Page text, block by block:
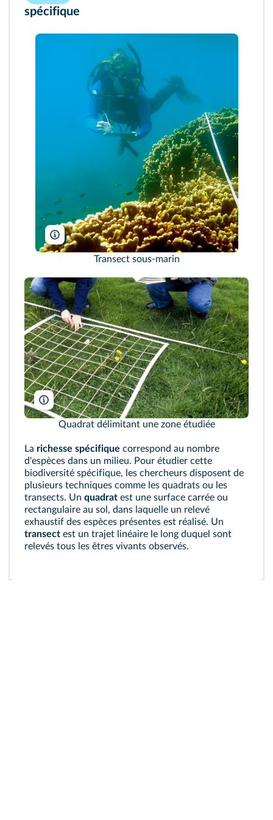
spécifique
Suzanne Long/Alamy
Transect sous-marin
Martyn F. Chillmaid/SPL/Biosphoto
Quadrat délimitant une zone étudiée
La richesse spécifique correspond au nombre
d'espèces dans un milieu. Pour étudier cette
biodiversité spécifique, les chercheurs disposent de
plusieurs techniques comme les quadrats ou les
transects. Un quadrat est une surface carrée ou
rectangulaire au sol, dans laquelle un relevé
exhaustif des espèces présentes est réalisé. Un
transect est un trajet linéaire le long duquel sont
relevés tous les êtres vivants observés.